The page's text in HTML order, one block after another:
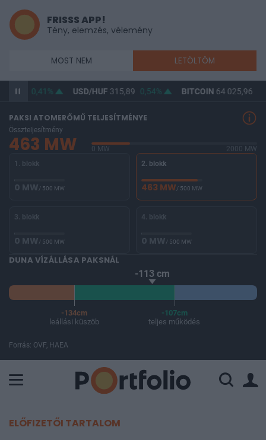
FRISSS APP!
Tény, elemzés, vélemény
MOST NEM LETÖLTÖM
0,41% USD/HUF315,89 0,54% BITCOIN64 025,96
PAKSI ATOMERŐMŰ TELJESÍTMÉNYE
Összteljesítmény
463 MW 0 MW
2000 MW
1. blokk
0 MW/ 500 MW
2. blokk
463 MW/ 500 MW
3. blokk
0 MW/ 500 MW
4. blokk
0 MW/ 500 MW
DUNA VÍZÁLLÁSA PAKSNÁL
-113 cm
-134cm
leállási küszöb
-107cm
teljes működés
Forrás: OVF, HAEA
ELŐFIZETŐI TARTALOM